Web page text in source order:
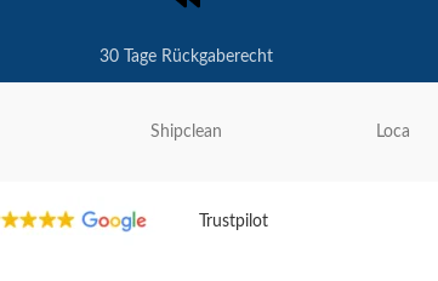
30 Tage Rückgaberecht
Shipclean Loca
Trustpilot